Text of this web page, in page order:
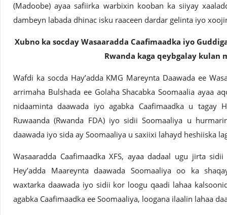
(Madoobe) ayaa safiirka warbixin kooban ka siiyay
dambeyn labada dhinac isku raaceen dardar gelinta iyo
Xubno ka socday Wasaaradda Caafimaadka iyo
Rwanda kaga qeybgalay kulan
Wafdi ka socda Hay’adda KMG Mareynta Daawada ee
arrimaha Bulshada ee Golaha Shacabka Soomaalia ayaa
nidaaminta daawada iyo agabka Caafimaadka u tagay
Ruwaanda (Rwanda FDA) iyo sidii Soomaaliya u
daawada iyo sida ay Soomaaliya u saxiixi lahayd heshiiska
Wasaaradda Caafimaadka XFS, ayaa dadaal ugu jirta
Hey’adda Maareynta daawada Soomaaliya oo ka
waxtarka daawada iyo sidii kor loogu qaadi lahaa
agabka Caafimaadka ee Soomaaliya, loogana ilaalin lahaa